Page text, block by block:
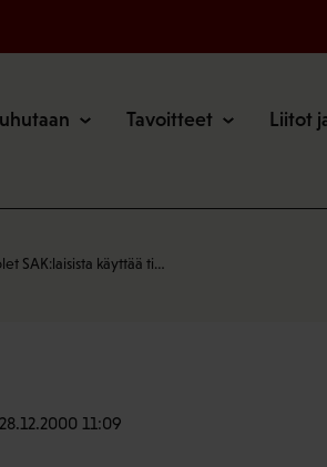
Tavoitteet Liitot
SAK:laisista käyttää ti…
28.12.2000 11:09